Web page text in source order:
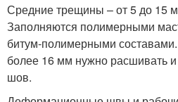
Средние трещины – от 5 до 15
Заполняются полимерными
битум-полимерными
более 16 мм нужно расшивать
шов.